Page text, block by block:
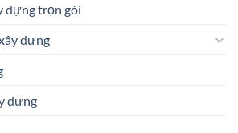
dựng trọn gói
dựng
dựng